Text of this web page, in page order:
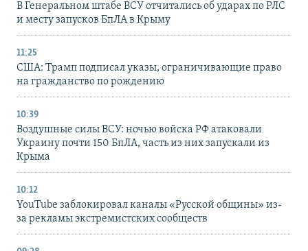
В Генеральном штабе ВСУ отчитались об ударах по РЛС
и месту запусков БпЛА в Крыму
11:25
США: Трамп подписал указы, ограничивающие право
на гражданство по рождению
10:39
Воздушные силы ВСУ: ночью войска РФ атаковали
Украину почти 150 БпЛА, часть из них запускали из
Крыма
10:12
YouTube заблокировал каналы «Русской общины» из-
за рекламы экстремистских сообществ